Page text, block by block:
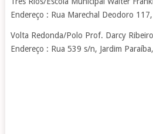
Endereço : Rua Marechal Deodoro
Volta Redonda/Polo Prof. Darcy Ribeiro
Endereço : Rua 539 s/n, Jardim